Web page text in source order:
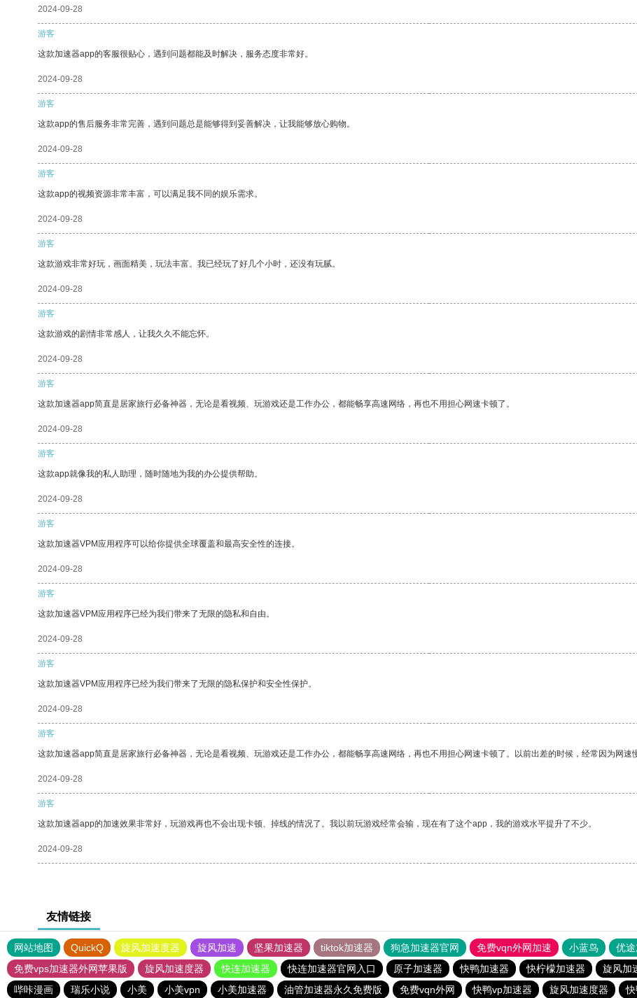
2024-09-28
游客
这款加速器app的客服很贴心，遇到问题都能及时解决，服务态度非常好。
2024-09-28
游客
这款app的售后服务非常完善，遇到问题总是能够得到妥善解决，让我能够放心购物。
2024-09-28
游客
这款app的视频资源非常丰富，可以满足我不同的娱乐需求。
2024-09-28
游客
这款游戏非常好玩，画面精美，玩法丰富。我已经玩了好几个小时，还没有玩腻。
2024-09-28
游客
这款游戏的剧情非常感人，让我久久不能忘怀。
2024-09-28
游客
这款加速器app简直是居家旅行必备神器，无论是看视频、玩游戏还是工作办公，都能畅享高速网络，再也不用担心网速卡顿了。
2024-09-28
游客
这款app就像我的私人助理，随时随地为我的办公提供帮助。
2024-09-28
游客
这款加速器VPM应用程序可以给你提供全球覆盖和最高安全性的连接。
2024-09-28
游客
这款加速器VPM应用程序已经为我们带来了无限的隐私和自由。
2024-09-28
游客
这款加速器VPM应用程序已经为我们带来了无限的隐私保护和安全性保护。
2024-09-28
游客
这款加速器app简直是居家旅行必备神器，无论是看视频、玩游戏还是工作办公，都能畅享高速网络，再也不用担心网速卡顿了。以前出差的时候，经常因为网速
2024-09-28
游客
这款加速器app的加速效果非常好，玩游戏再也不会出现卡顿、掉线的情况了。我以前玩游戏经常会输，现在有了这个app，我的游戏水平提升了不少。
2024-09-28
友情链接
网站地图 QuickQ 旋风加速度器 旋风加速 坚果加速器 tiktok加速器 狗急加速器官网 免费vqn外网加速 小蓝鸟 优
免费vps加速器外网苹果版
旋风加速度器 快连加速器 快连加速器官网入口 原子加速器 快鸭加速器 快柠檬加速器 旋风加
哔咔漫画
瑞乐小说 小美 小美vpn 小美加速器 油管加速器永久免费版 免费vqn外网 快鸭vp加速器 旋风加速度器